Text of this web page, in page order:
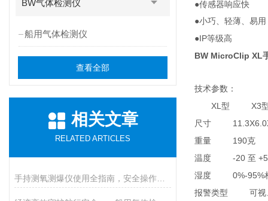
BW气体检测仪
船用气体检测仪
查看全部
相关文章
RELATED ARTICLES
●传感器响应快
●小巧、轻薄、易
●IP等级高
BW MicroClip XL
技术参数：
XL 型 X3
尺寸 11.3X6.0X
重量 190克
温度 -20 至
湿度 0%-95%
报警类型
可视